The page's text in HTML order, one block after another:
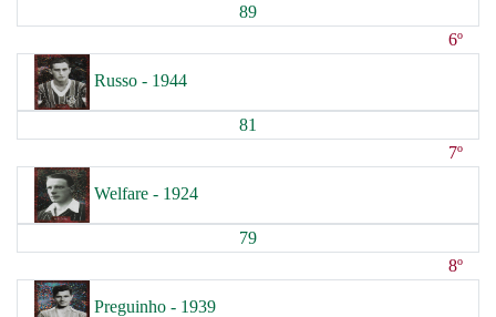
89
6º
Russo - 1944
81
7º
Welfare - 1924
79
8º
Preguinho - 1939